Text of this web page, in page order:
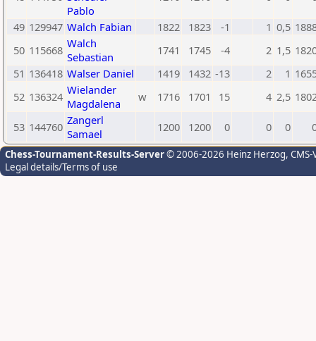
Pablo
49 129947 Walch Fabian 1822 1823 -1 1 0,5
50 115668 Walch
Sebastian
1741 1745 -4 2 1,5
51 136418 Walser Daniel 1419 1432 -13 2 1
52 136324 Wielander
Magdalena
w 1716 1701 15 4 2,5
53 144760 Zangerl
Samael
1200 1200 0 0 0
Chess-Tournament-Results-Server© 2006-2026 Heinz Herzog,
Legal details/Terms of use